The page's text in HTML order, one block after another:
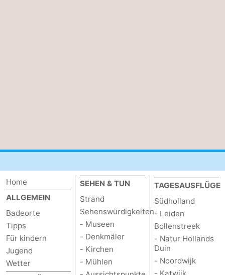
Home
ALLGEMEIN
Badeorte
Tipps
Für kindern
Jugend
Wetter
SEHEN & TUN
Strand
Sehenswürdigkeiten
- Museen
- Denkmäler
- Kirchen
- Mühlen
TAGESAUSFLÜGE
Südholland
- Leiden
Bollenstreek
- Natur Hollands
Duin
- Noordwijk